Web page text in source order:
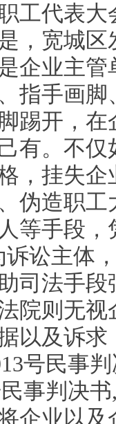
工代表
，宽城
企业主
指手画
踢开，
有。不
，挂失
伪造职
等手段
诉讼主体
司法手
院则无
以及诉
号民事
事判决
企业以